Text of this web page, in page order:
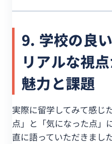
9. 学校の良
リアルな視
魅力と課題
実際に留学してみて感じ
点」と「気になった点」
直に語っていただきました